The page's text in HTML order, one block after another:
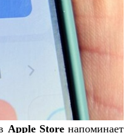
Apple Storeнапоминает